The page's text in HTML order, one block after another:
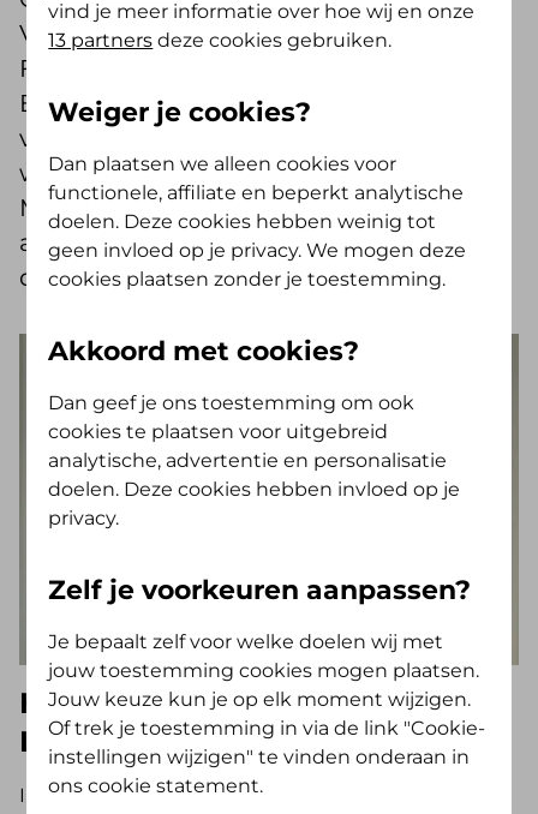
Verzekerdenraad en de directie van De
Friesland een bezoek aan wijkcentrum
Bilgaard in Leeuwarden. Bilgaard is één
van de vijf wijken van Leeuwarden Oost
waar veel mensen met plezier wonen.
Maar toch komt het vaak voor dat
armoede van oud op jong wordt
doorgegeven.
Het Nationaal Programma
Leefbaarheid en Veiligheid
In het kader van het Nationaal Programma
vind je meer informatie over hoe wij en onze
13 partners deze cookies gebruiken.
Weiger je cookies?
Dan plaatsen we alleen cookies voor
functionele, affiliate en beperkt analytische
doelen. Deze cookies hebben weinig tot
geen invloed op je privacy. We mogen deze
cookies plaatsen zonder je toestemming.
Akkoord met cookies?
Dan geef je ons toestemming om ook
cookies te plaatsen voor uitgebreid
analytische, advertentie en personalisatie
doelen. Deze cookies hebben invloed op je
privacy.
Zelf je voorkeuren aanpassen?
Je bepaalt zelf voor welke doelen wij met
jouw toestemming cookies mogen plaatsen.
Jouw keuze kun je op elk moment wijzigen.
Of trek je toestemming in via de link "Cookie-
instellingen wijzigen" te vinden onderaan in
ons cookie statement.